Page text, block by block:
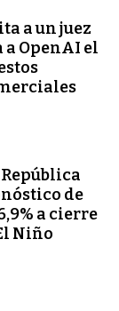
a un juez
OpenAI el
de
a cierre
Niño